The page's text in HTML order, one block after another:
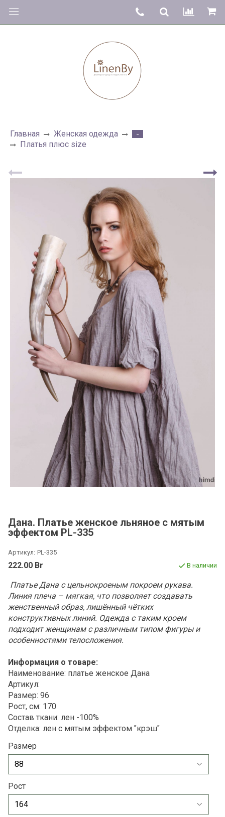
Главная Женская одежда
-
Платья плюс size
Дана. Платье женское льняное с мятым
эффектом PL-335
Артикул: PL-335
222.00 Br В наличии
Платье Дана с цельнокроеным покроем рукава.
Линия плеча – мягкая, что позволяет создавать
женственный образ, лишённый чётких
конструктивных линий. Одежда с таким кроем
подходит женщинам с различным типом фигуры и
особенностями телосложения.
Информация о товаре:
Наименование: платье женское Дана
Артикул:
Размер: 96
Рост, см: 170
Состав ткани: лен -100%
Отделка: лен с мятым эффектом "крэш"
Размер
Рост